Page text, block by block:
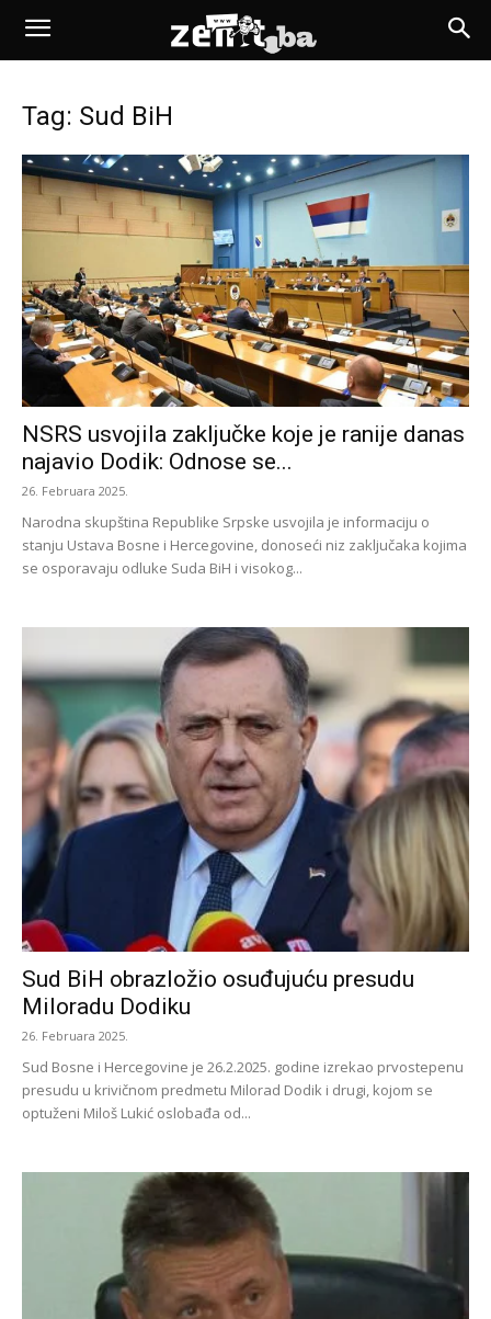
Tag: Sud BiH
NSRS usvojila zaključke koje je ranije danas
najavio Dodik: Odnose se...
26. Februara 2025.
Narodna skupština Republike Srpske usvojila je informaciju o
stanju Ustava Bosne i Hercegovine, donoseći niz zaključaka kojima
se osporavaju odluke Suda BiH i visokog...
Sud BiH obrazložio osuđujuću presudu
Miloradu Dodiku
26. Februara 2025.
Sud Bosne i Hercegovine je 26.2.2025. godine izrekao prvostepenu
presudu u krivičnom predmetu Milorad Dodik i drugi, kojom se
optuženi Miloš Lukić oslobađa od...